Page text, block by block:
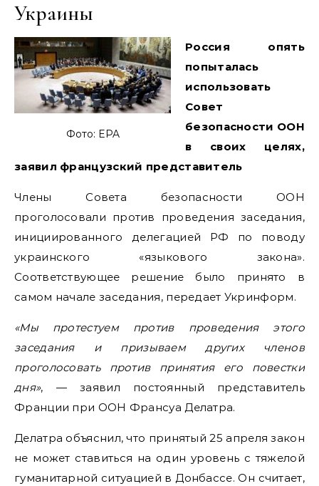
Украины
Фото: EPA
Россия опять
попыталась
использовать
Совет
безопасности ООН
в своих целях,
заявил французский представитель
Члены Совета безопасности ООН
проголосовали против проведения заседания,
инициированного делегацией РФ по поводу
украинского «языкового закона».
Соответствующее решение было принято в
самом начале заседания, передает Укринформ.
«Мы протестуем против проведения этого
заседания и призываем других членов
проголосовать против принятия его повестки
дня», — заявил постоянный представитель
Франции при ООН Франсуа Делатра.
Делатра объяснил, что принятый 25 апреля закон
не может ставиться на один уровень с тяжелой
гуманитарной ситуацией в Донбассе. Он считает,